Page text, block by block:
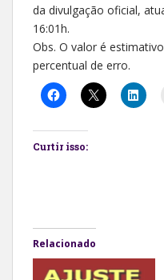
da divulgação oficial,
16:01h.
Obs. O valor é
percentual de erro.
Curtir isso:
Relacionado